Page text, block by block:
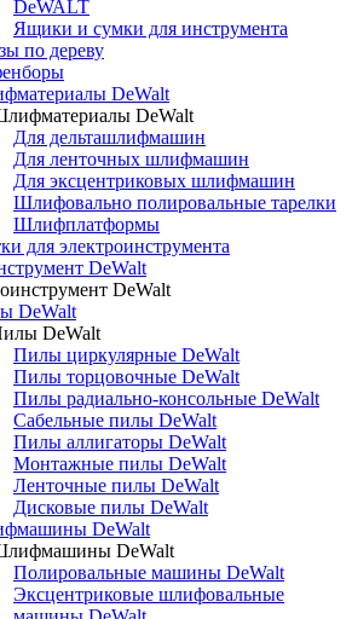
DeWALT
Ящики и сумки для инструмента
по дереву
DeWalt
DeWalt
Для дельташлифмашин
Для ленточных шлифмашин
Для эксцентриковых шлифмашин
Шлифовально полировальные тарелки
Шлифплатформы
для электроинструмента
DeWalt
DeWalt
DeWalt
DeWalt
Пилы циркулярные DeWalt
Пилы торцовочные DeWalt
Пилы радиально-консольные DeWalt
Сабельные пилы DeWalt
Пилы аллигаторы DeWalt
Монтажные пилы DeWalt
Ленточные пилы DeWalt
Дисковые пилы DeWalt
DeWalt
DeWalt
Полировальные машины DeWalt
Эксцентриковые шлифовальные